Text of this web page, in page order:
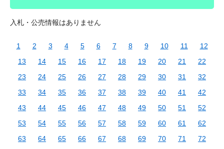
入札・公売情報はありません
1 2 3 4 5 6 7 8 9 10 11
12
13
14 15 16 17 18 19 20 21
22
23
24 25 26 27 28 29 30 31
32
33
34 35 36 37 38 39 40 41
42
43
44 45 46 47 48 49 50 51
52
53
54 55 56 57 58 59 60 61
62
63
64 65 66 67 68 69 70 71
72